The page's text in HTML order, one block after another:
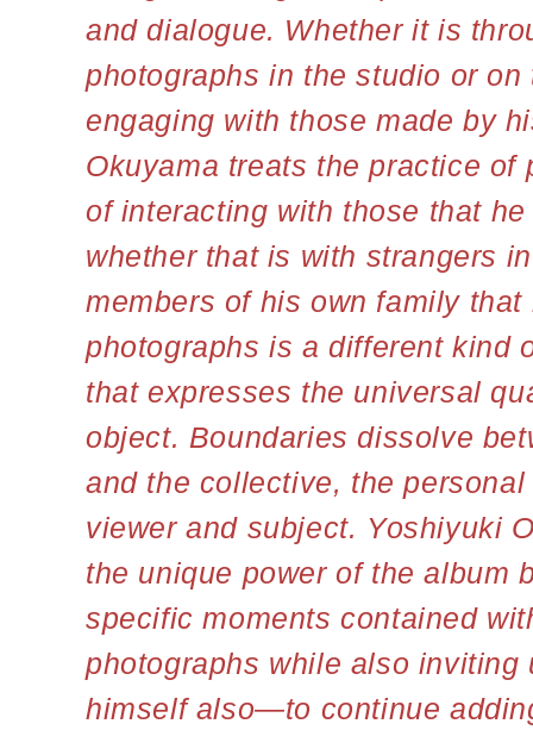
and dialogue. Whether it is
photographs in the studio or
engaging with those made by
Okuyama treats the practice of
of interacting with those that
whether that is with strangers
members of his own family
photographs is a different kind
that expresses the universal
object. Boundaries dissolve
and the collective, the
viewer and subject. Yoshiyuki
the unique power of the album
specific moments contained
photographs while also
himself also—to continue